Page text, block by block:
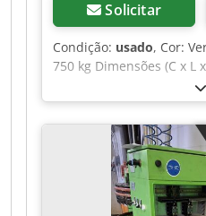
Solicitar
Condição: usado, Cor:
750 kg Dimensões (C x L
Documentação
Não - Dimensões de
mm x 75 mm (c x l x a) -
750 kg - Embalagens
Informações financeiras
não inclui o IVA IVA/
diferenciada: IVA